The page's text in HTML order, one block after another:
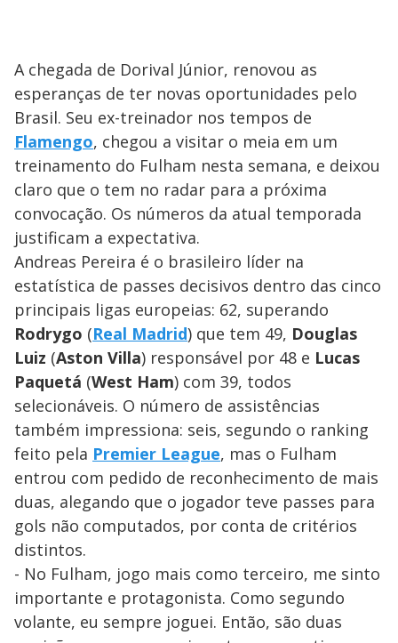
A chegada de Dorival Júnior, renovou as
esperanças de ter novas oportunidades pelo
Brasil. Seu ex-treinador nos tempos de
Flamengo, chegou a visitar o meia em um
treinamento do Fulham nesta semana, e deixou
claro que o tem no radar para a próxima
convocação. Os números da atual temporada
justificam a expectativa.
Andreas Pereira é o brasileiro líder na
estatística de passes decisivos dentro das cinco
principais ligas europeias: 62, superando
Rodrygo (Real Madrid) que tem 49, Douglas
Luiz (Aston Villa) responsável por 48 e Lucas
Paquetá (West Ham) com 39, todos
selecionáveis. O número de assistências
também impressiona: seis, segundo o ranking
feito pela Premier League, mas o Fulham
entrou com pedido de reconhecimento de mais
duas, alegando que o jogador teve passes para
gols não computados, por conta de critérios
distintos.
- No Fulham, jogo mais como terceiro, me sinto
importante e protagonista. Como segundo
volante, eu sempre joguei. Então, são duas